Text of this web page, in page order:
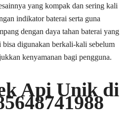
yang kompak dan sering kali
indikator baterai serta guna
dengan daya tahan baterai yang
digunakan berkali-kali sebelum
kenyamanan bagi pengguna.
Api Unik di